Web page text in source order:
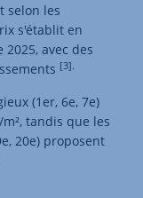
selon les
s'établit en
avec des
[3].
(1er, 6e, 7e)
tandis que les
20e) proposent